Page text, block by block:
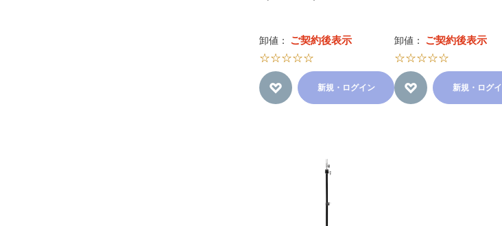
卸値： ご契約後表示
☆☆☆☆☆
新規・ログイン
卸値： ご契約後表示
☆☆☆☆☆
新規・ログ